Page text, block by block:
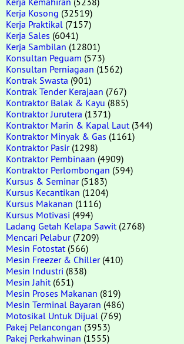
Kerja Kosong (32519)
Kerja Praktikal (7157)
Kerja Sales (6041)
Kerja Sambilan (12801)
Konsultan Peguam (573)
Konsultan Perniagaan (1562)
Kontrak Swasta (901)
Kontrak Tender Kerajaan (767)
Kontraktor Balak & Kayu (885)
Kontraktor Jurutera (1371)
Kontraktor Marin & Kapal Laut (344)
Kontraktor Minyak & Gas (1161)
Kontraktor Pasir(1298)
Kontraktor Pembinaan (4909)
Kontraktor Perlombongan (594)
Kursus & Seminar(5183)
Kursus Kecantikan (1204)
Kursus Makanan (1116)
Kursus Motivasi (494)
Ladang Getah Kelapa Sawit (2768)
Mencari Pelabur(7209)
Mesin Fotostat (566)
Mesin Freezer & Chiller(410)
Mesin Industri (838)
Mesin Jahit (651)
Mesin Proses Makanan (819)
Mesin Terminal Bayaran (486)
Motosikal Untuk Dijual (769)
Pakej Pelancongan (3953)
Pakej Perkahwinan (1555)